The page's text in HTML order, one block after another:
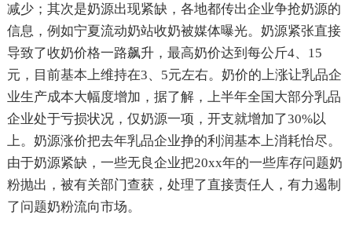
减少；其次是奶源出现紧缺，各地都传出企业争抢奶源的
信息，例如宁夏流动奶站收奶被媒体曝光。奶源紧张直接
导致了收奶价格一路飙升，最高奶价达到每公斤4、15
元，目前基本上维持在3、5元左右。奶价的上涨让乳品企
业生产成本大幅度增加，据了解，上半年全国大部分乳品
企业处于亏损状况，仅奶源一项，开支就增加了30%以
上。奶源涨价把去年乳品企业挣的利润基本上消耗怡尽。
由于奶源紧缺，一些无良企业把20xx年的一些库存问题奶
粉抛出，被有关部门查获，处理了直接责任人，有力遏制
了问题奶粉流向市场。